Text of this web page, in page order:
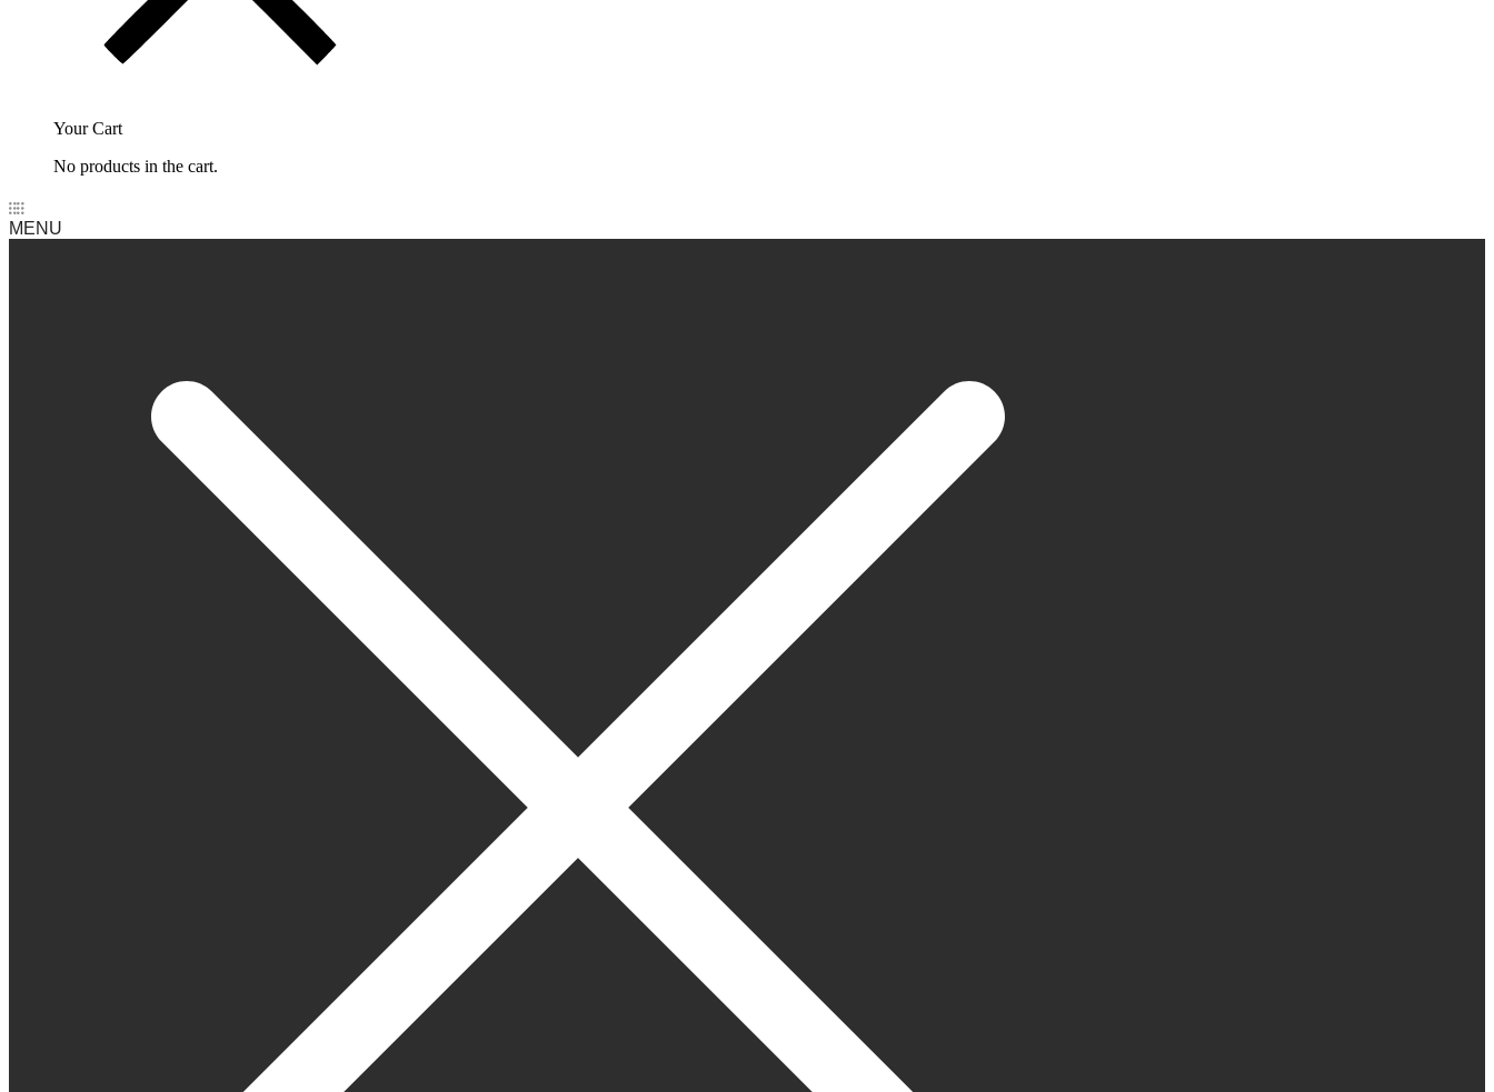
Your Cart
No products in the cart.
MENU